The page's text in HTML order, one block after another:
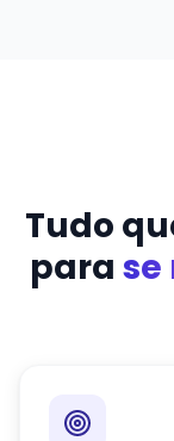
Tudo
para se